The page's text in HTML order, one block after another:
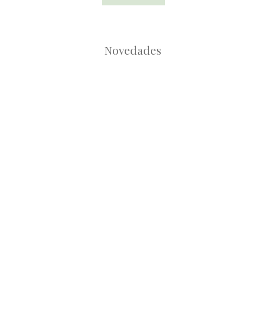
Novedades